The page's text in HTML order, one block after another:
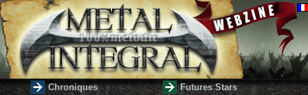
Chroniques Futures Stars